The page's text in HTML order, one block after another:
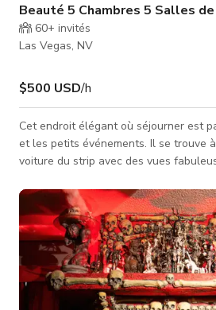
Beauté 5 Chambres 5 Salles de
60+ invités
Las Vegas, NV
$500 USD/h
Cet endroit élégant où séjourner est
et les petits événements. Il se trouve
voiture du strip avec des vues
suffisamment de chambres et de
accueillir votre prochain événement !